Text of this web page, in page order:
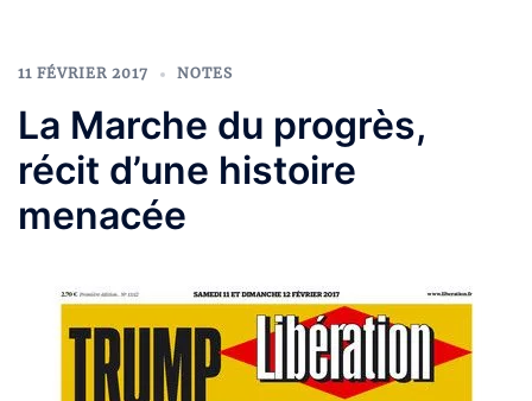
11 FÉVRIER 2017 NOTES
La Marche du progrès,
récit d’une histoire
menacée